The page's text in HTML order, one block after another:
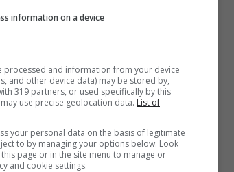
Prats (M), 75′ Lopez F.)
Williams I. (A), 83′
information on a device
processed and information from your device
and other device data) may be stored by,
319 partners, or used specifically by this
use precise geolocation data. List of
your personal data on the basis of legitimate
to by managing your options below. Look
page or in the site menu to manage or
and cookie settings.